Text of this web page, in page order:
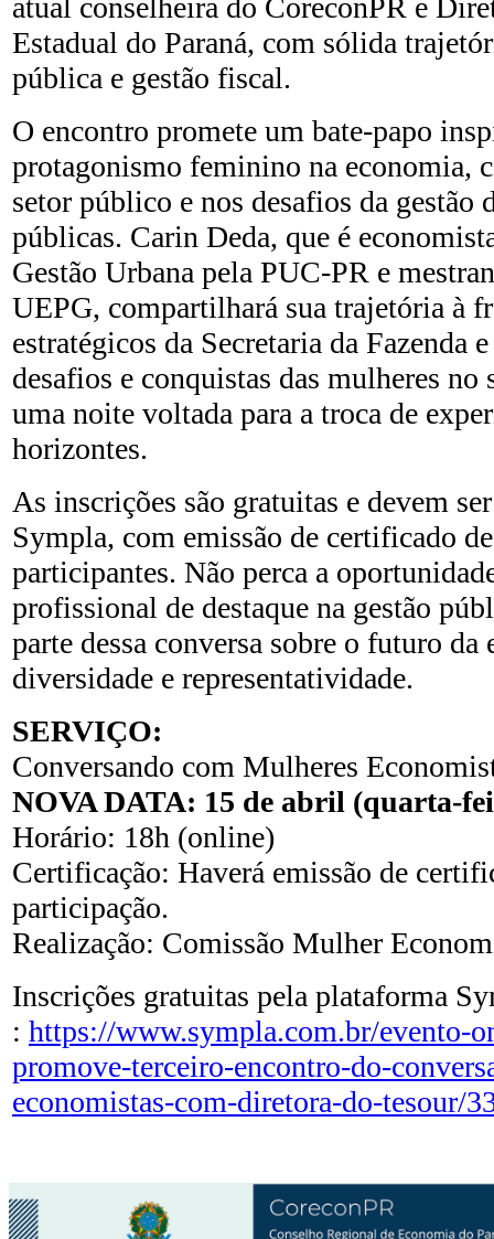
atual conselheira do CoreconPR e
Estadual do Paraná, com sólida
pública e gestão fiscal.
O encontro promete um bate-papo
protagonismo feminino na economia,
setor público e nos desafios da gestão
públicas. Carin Deda, que é
Gestão Urbana pela PUC-PR e
UEPG, compartilhará sua trajetória à
estratégicos da Secretaria da Fazenda
desafios e conquistas das mulheres
uma noite voltada para a troca de
horizontes.
As inscrições são gratuitas e devem
Sympla, com emissão de certificado
participantes. Não perca a
profissional de destaque na gestão
parte dessa conversa sobre o futuro
diversidade e representatividade.
SERVIÇO:
Conversando com Mulheres
NOVA DATA: 15 de abril (quarta-
Horário: 18h (online)
Certificação: Haverá emissão de
participação.
Realização: Comissão Mulher
Inscrições gratuitas pela plataforma
: https://www.sympla.com.br/evento-
promove-terceiro-encontro-do-
economistas-com-diretora-do-tesour/